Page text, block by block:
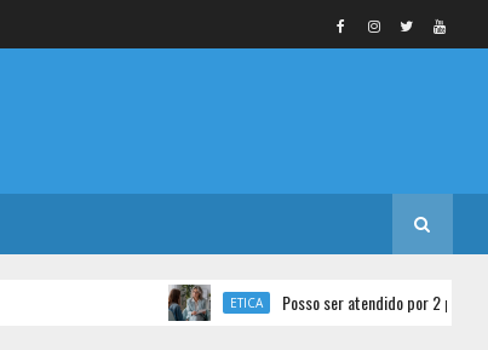
ETICA Posso ser atendido por 2 psicólogos ao